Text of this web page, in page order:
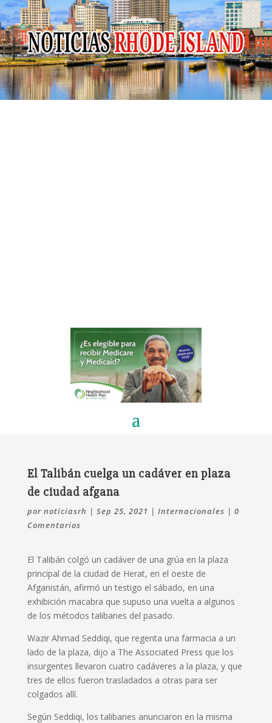
El Talibán cuelga un cadáver en plaza
de ciudad afgana
por noticiasrh | Sep 25, 2021 | Internacionales | 0
Comentarios
El Talibán colgó un cadáver de una grúa en la plaza
principal de la ciudad de Herat, en el oeste de
Afganistán, afirmó un testigo el sábado, en una
exhibición macabra que supuso una vuelta a algunos
de los métodos talibanes del pasado.
Wazir Ahmad Seddiqi, que regenta una farmacia a un
lado de la plaza, dijo a The Associated Press que los
insurgentes llevaron cuatro cadáveres a la plaza, y que
tres de ellos fueron trasladados a otras para ser
colgados allí.
Según Seddiqi, los talibanes anunciaron en la misma